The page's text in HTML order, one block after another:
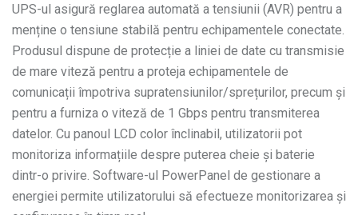
UPS-ul asigură reglarea automată a tensiunii (AVR) pentru a
menține o tensiune stabilă pentru echipamentele conectate.
Produsul dispune de protecție a liniei de date cu transmisie
de mare viteză pentru a proteja echipamentele de
comunicații împotriva supratensiunilor/sprețurilor, precum și
pentru a furniza o viteză de 1 Gbps pentru transmiterea
datelor. Cu panoul LCD color înclinabil, utilizatorii pot
monitoriza informațiile despre puterea cheie și baterie
dintr-o privire. Software-ul PowerPanel de gestionare a
energiei permite utilizatorului să efectueze monitorizarea și